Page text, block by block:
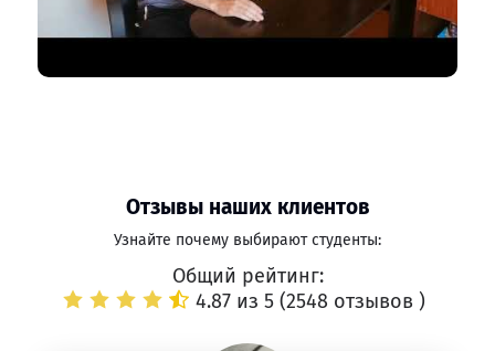
Отзывы наших клиентов
Узнайте почему выбирают студенты:
Общий рейтинг:
4.87 из 5 (2548 отзывов )